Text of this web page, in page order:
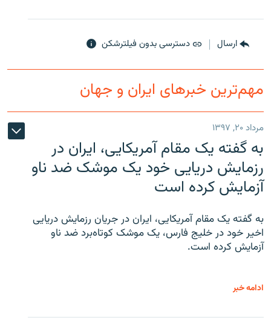
ارسال دسترسی بدون فیلترشکن
مهم‌ترین خبرهای ایران و جهان
مرداد ۲۰, ۱۳۹۷
به گفته یک مقام آمریکایی، ایران در
رزمایش دریایی خود یک موشک ضد ناو
آزمایش کرده است
به گفته یک مقام آمریکایی، ایران در جریان رزمایش دریایی
اخیر خود در خلیج فارس، یک موشک کوتاه‌برد ضد ناو
آزمایش کرده است.
ادامه خبر